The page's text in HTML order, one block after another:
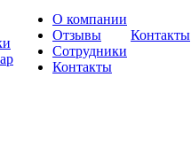
О компании
Отзывы
Сотрудники
Контакты
Контакты